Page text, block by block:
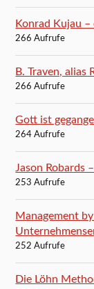
Konrad Kujau
266 Aufrufe
B. Traven,
266 Aufrufe
Gott ist
264 Aufrufe
Jason Robards
253 Aufrufe
Management
252 Aufrufe
Die Löhn